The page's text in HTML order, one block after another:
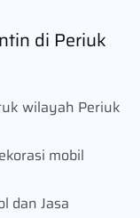
di Periuk
wilayah Periuk
mobil
dan Jasa